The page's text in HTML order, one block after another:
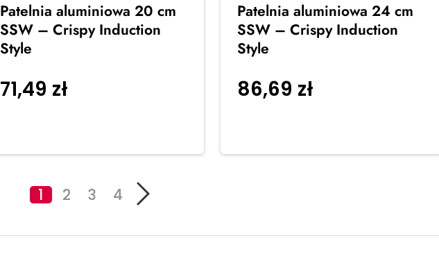
Patelnia aluminiowa 20 cm
SSW – Crispy Induction
Style
71,49 zł
Patelnia aluminiowa 24 cm
SSW – Crispy Induction
Style
86,69 zł
1 2 3 4